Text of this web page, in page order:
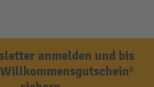
anmelden und bis